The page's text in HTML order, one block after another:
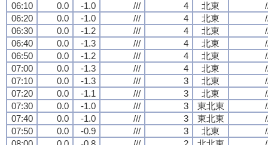
06:10
0.0 -1.0 /// 4 北東
06:20
0.0 -1.0 /// 4 北東
06:30
0.0 -1.2 /// 4 北東
06:40
0.0 -1.3 /// 4 北東
06:50
0.0 -1.2 /// 4 北東
07:00
0.0 -1.3 /// 4 北東
07:10
0.0 -1.3 /// 3 北東
07:20
0.0 -1.1 /// 3 北東
07:30
0.0 -1.0 /// 3 東北東
07:40
0.0 -1.0 /// 3 東北東
07:50
0.0 -0.9 /// 3 北東